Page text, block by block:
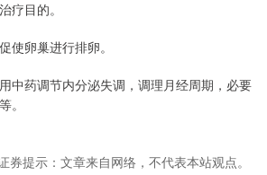
疗目的。
使卵巢进行排卵。
中药调节内分泌失调，调理月经周期，必要
。
券提示：文章来自网络，不代表本站观点。